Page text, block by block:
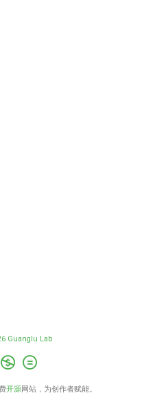
Guanglu Lab
开源网站，为创作者赋能。